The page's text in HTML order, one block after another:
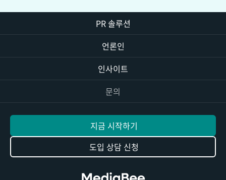
PR 솔루션
언론인
인사이트
문의
지금 시작하기
도입 상담 신청